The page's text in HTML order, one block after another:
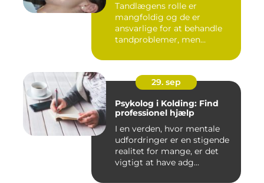
Tandlægens rolle er
mangfoldig og de er
ansvarlige for at behandle
tandproblemer, men
29. sep
Psykolog i Kolding: Find
professionel hjælp
I en verden, hvor mentale
udfordringer er en stigende
realitet for mange, er det
vigtigt at have adg...